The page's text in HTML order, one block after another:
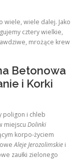
wiele, wiele dalej. Jako
cztery wielkie,
mrożące krew
Betonowa
i Korki
poligon i chleb
miejscu Dolinki
korpo-życiem
Aleje Jerozolimskie i
zaułki zielonego